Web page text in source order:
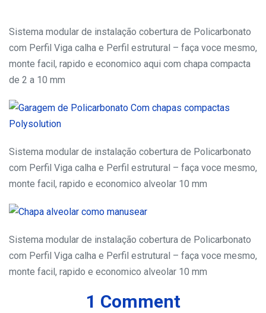
Sistema modular de instalação cobertura de Policarbonato
com Perfil Viga calha e Perfil estrutural – faça voce mesmo,
monte facil, rapido e economico aqui com chapa compacta
de 2 a 10 mm
Sistema modular de instalação cobertura de Policarbonato
com Perfil Viga calha e Perfil estrutural – faça voce mesmo,
monte facil, rapido e economico alveolar 10 mm
Sistema modular de instalação cobertura de Policarbonato
com Perfil Viga calha e Perfil estrutural – faça voce mesmo,
monte facil, rapido e economico alveolar 10 mm
1 Comment